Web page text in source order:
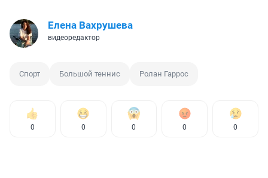
Елена Вахрушева
видеоредактор
Спорт Большой теннис Ролан Гаррос
0 0 0 0 0